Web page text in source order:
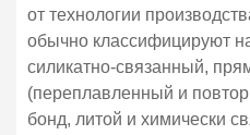
от технологии
обычно классифицируют
силикатно-связанный,
(переплавленный и
бонд, литой и химически